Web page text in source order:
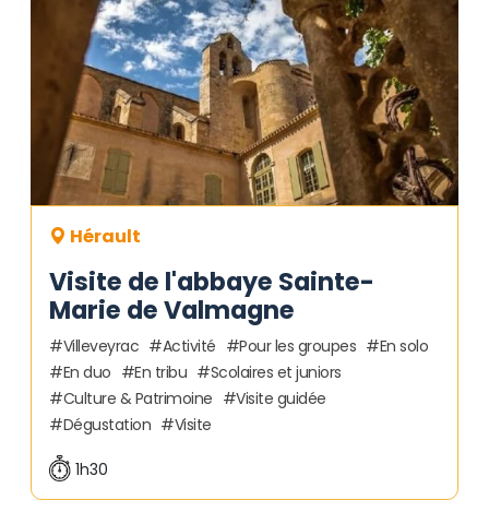
Visite de l'abbaye Sainte-
Marie de Valmagne
Hérault
Villeveyrac Activité Pour les groupes
En solo
En duo
En tribu
Scolaires et juniors
Culture & Patrimoine
Visite guidée
Dégustation
Visite
1h30